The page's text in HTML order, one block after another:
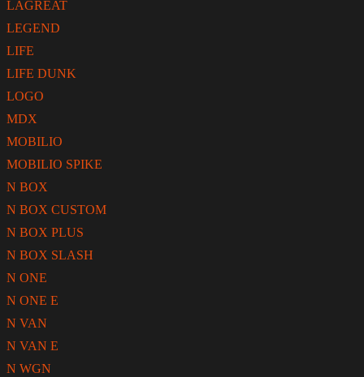
LAGREAT
LEGEND
LIFE
LIFE DUNK
LOGO
MDX
MOBILIO
MOBILIO SPIKE
N BOX
N BOX CUSTOM
N BOX PLUS
N BOX SLASH
N ONE
N ONE E
N VAN
N VAN E
N WGN